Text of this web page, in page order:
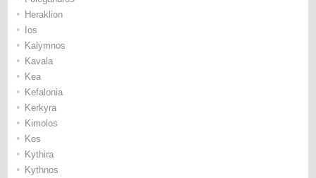
• Heraklion
• Ios
• Kalymnos
• Kavala
• Kea
• Kefalonia
• Kerkyra
• Kimolos
• Kos
• Kythira
• Kythnos